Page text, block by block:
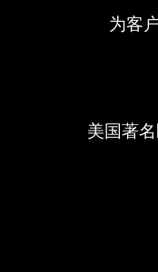
为客
美国著